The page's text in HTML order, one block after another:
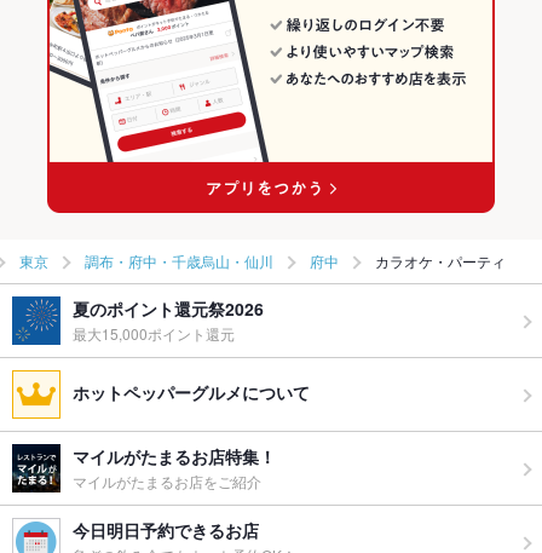
東京 調布・府中・千歳烏山・仙川 府中 カラオケ・パーティ
夏のポイント還元祭2026
最大15,000ポイント還元
ホットペッパーグルメについて
マイルがたまるお店特集！
マイルがたまるお店をご紹介
今日明日予約できるお店